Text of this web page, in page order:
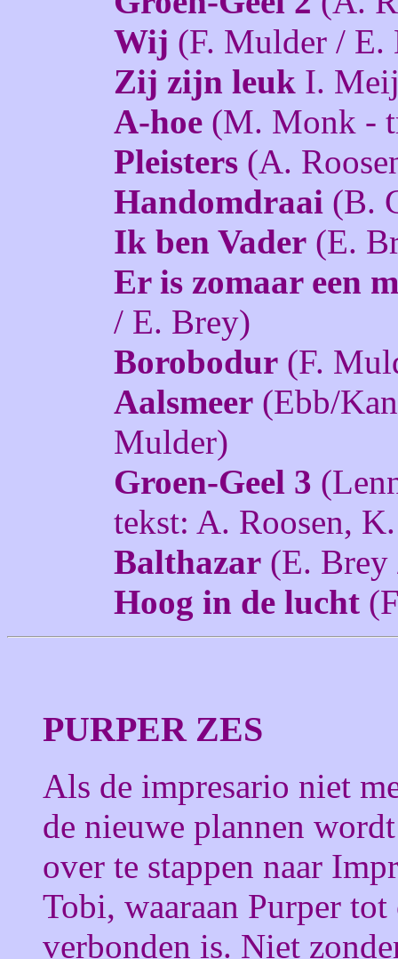
Wij (F. Mulder / E.
Zij zijn leuk I.
A-hoe (M. Monk -
Pleisters (A.
Handomdraai (B.
Ik ben Vader (E.
Er is zomaar een
/ E. Brey)
Borobodur (F.
Aalsmeer (Ebb/
Mulder)
Groen-Geel 3
tekst: A. Roosen,
Balthazar (E.
Hoog in de lucht
PURPER ZES
Als de impresario niet
de nieuwe plannen
over te stappen naar
Tobi, waaraan Purper tot
verbonden is. Niet